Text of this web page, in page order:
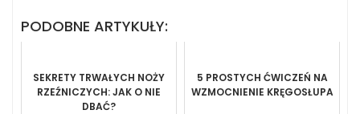
PODOBNE ARTYKUŁY:
SEKRETY TRWAŁYCH NOŻY
RZEŹNICZYCH: JAK O NIE
DBAĆ?
5 PROSTYCH ĆWICZEŃ NA
WZMOCNIENIE KRĘGOSŁUPA